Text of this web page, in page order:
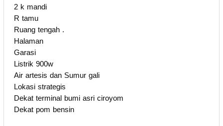
2 k mandi
R tamu
Ruang tengah .
Halaman
Garasi
Listrik 900w
Air artesis dan Sumur gali
Lokasi strategis
Dekat terminal bumi asri ciroyom
Dekat pom bensin